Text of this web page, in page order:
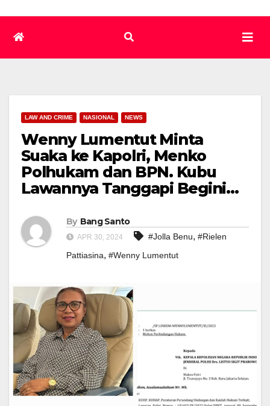
LAW AND CRIME NASIONAL NEWS
Wenny Lumentut Minta
Suaka ke Kapolri, Menko
Polhukam dan BPN. Kubu
Lawannya Tanggapi Begini…
By Bang Santo
APR 30, 2024 #Jolla Benu, #Rielen
Pattiasina, #Wenny Lumentut